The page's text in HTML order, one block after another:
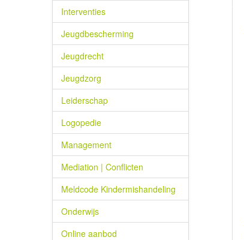
Interventies
Jeugdbescherming
Jeugdrecht
Jeugdzorg
Leiderschap
Logopedie
Management
Mediation | Conflicten
Meldcode Kindermishandeling
Onderwijs
Online aanbod